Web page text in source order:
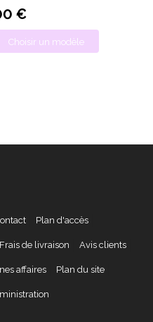
€
Choisir un modèle
Plan d'accès
Frais de livraison Avis clients
affaires Plan du site